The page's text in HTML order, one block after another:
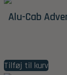
Alu-Cab
Tilføj til kurv